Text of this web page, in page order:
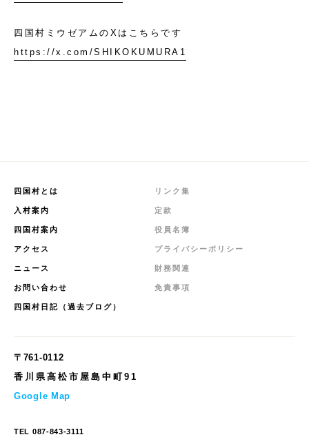
四国村ミウゼアムのXはこちらです
https://x.com/SHIKOKUMURA1
四国村とは
入村案内
四国村案内
アクセス
ニュース
お問い合わせ
四国村日記（過去ブログ）
リンク集
定款
役員名簿
プライバシーポリシー
財務関連
免責事項
〒761-0112
香川県高松市屋島中町91
Google Map
TEL 087-843-3111